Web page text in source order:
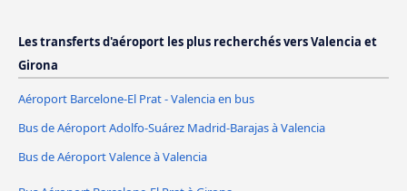
Les transferts d'aéroport les plus recherchés vers Valencia et
Girona
Aéroport Barcelone-El Prat - Valencia en bus
Bus de Aéroport Adolfo-Suárez Madrid-Barajas à Valencia
Bus de Aéroport Valence à Valencia